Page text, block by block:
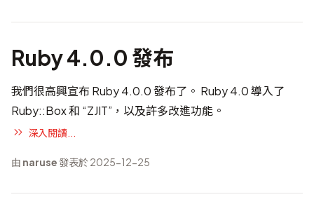
Ruby 4.0.0 發布
我們很高興宣布 Ruby 4.0.0 發布了。 Ruby 4.0 導入了
Ruby::Box 和 “ZJIT”，以及許多改進功能。
深入閱讀...
由 naruse發表於 2025-12-25